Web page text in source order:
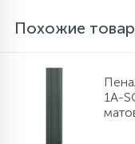
Похожие
1A-